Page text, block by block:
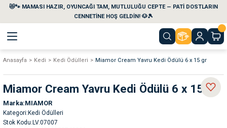
😻🐾 MAMASI HAZIR, OYUNCAĞI TAM, MUTLULUĞU CEPTE — PATİ DOSTLARIN
CENNETİNE HOŞ GELDİN! 🐶🎾
Geri Dön
Geri Dön
Temizlik Ürünleri
Geri Dön
Geri Dön
Geri Dön
Geri Dön
Anasayfa Kedi Kedi Ödülleri Miamor Cream Yavru Kedi Ödülü 6 x 15 gr
Miamor Cream Yavru Kedi Ödülü 6 x 15 gr
Marka MIAMOR
Kategori Kedi Ödülleri
Stok Kodu LV.07007